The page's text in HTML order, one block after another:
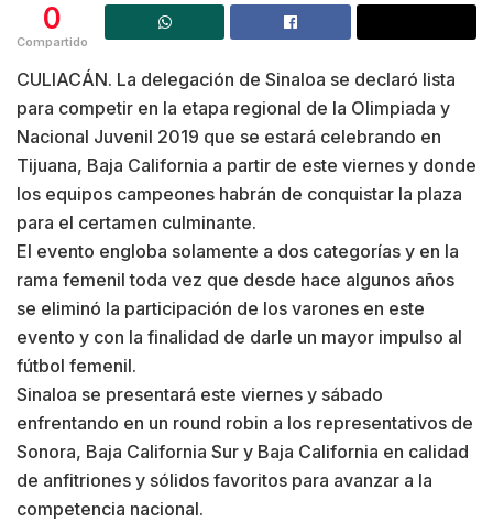
0
Compartido
CULIACÁN. La delegación de Sinaloa se declaró lista
para competir en la etapa regional de la Olimpiada y
Nacional Juvenil 2019 que se estará celebrando en
Tijuana, Baja California a partir de este viernes y donde
los equipos campeones habrán de conquistar la plaza
para el certamen culminante.
El evento engloba solamente a dos categorías y en la
rama femenil toda vez que desde hace algunos años
se eliminó la participación de los varones en este
evento y con la finalidad de darle un mayor impulso al
fútbol femenil.
Sinaloa se presentará este viernes y sábado
enfrentando en un round robin a los representativos de
Sonora, Baja California Sur y Baja California en calidad
de anfitriones y sólidos favoritos para avanzar a la
competencia nacional.